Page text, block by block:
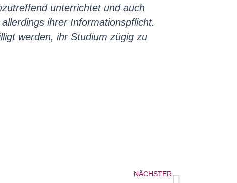
unterrichtet und auch
ihrer Informationspflicht.
werden, ihr Studium zügig zu
NÄCHSTERNächster